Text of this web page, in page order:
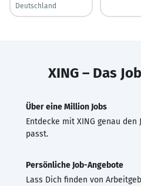
Deutschland
XING – Das
Über eine Million Jobs
Entdecke mit XING genau den
passt.
Persönliche Job-Angebote
Lass Dich finden von